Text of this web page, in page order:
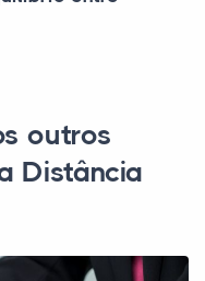
outros
Distância